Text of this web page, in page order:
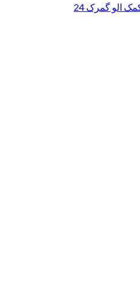
الو گمرک 24